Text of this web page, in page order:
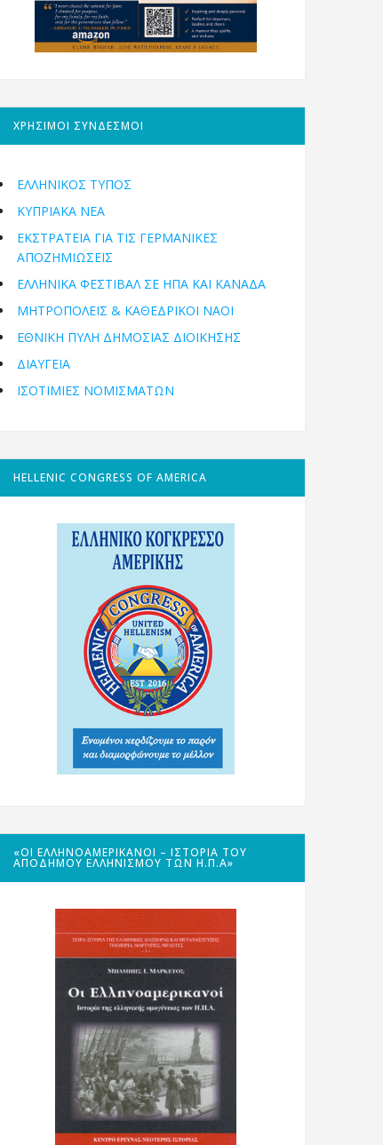
ΧΡΗΣΙΜΟΙ ΣΥΝΔΕΣΜΟΙ
ΕΛΛΗΝΙΚΟΣ ΤΥΠΟΣ
ΚΥΠΡΙΑΚΑ ΝΕΑ
ΕΚΣΤΡΑΤΕΙΑ ΓΙΑ ΤΙΣ ΓΕΡΜΑΝΙΚΕΣ
ΑΠΟΖΗΜΙΩΣΕΙΣ
ΕΛΛΗΝΙΚΆ ΦΕΣΤΙΒΆΛ ΣΕ ΗΠΑ ΚΑΙ ΚΑΝΑΔΑ
ΜΗΤΡΟΠΌΛΕΙΣ & ΚΑΘΕΔΡΙΚΟΊ ΝΑΟΊ
ΕΘΝΙΚΉ ΠΎΛΗ ΔΗΜΌΣΙΑΣ ΔΙΟΊΚΗΣΗΣ
ΔΙΑΥΓΕΙΑ
ΙΣΟΤΙΜΙΕΣ ΝΟΜΙΣΜΑΤΩΝ
HELLENIC CONGRESS OF AMERICA
«ΟΙ ΕΛΛΗΝΟΑΜΕΡΙΚΑΝΟΊ – ΙΣΤΟΡΊΑ ΤΟΥ
ΑΠΌΔΗΜΟΥ ΕΛΛΗΝΙΣΜΟΎ ΤΩΝ Η.Π.Α»